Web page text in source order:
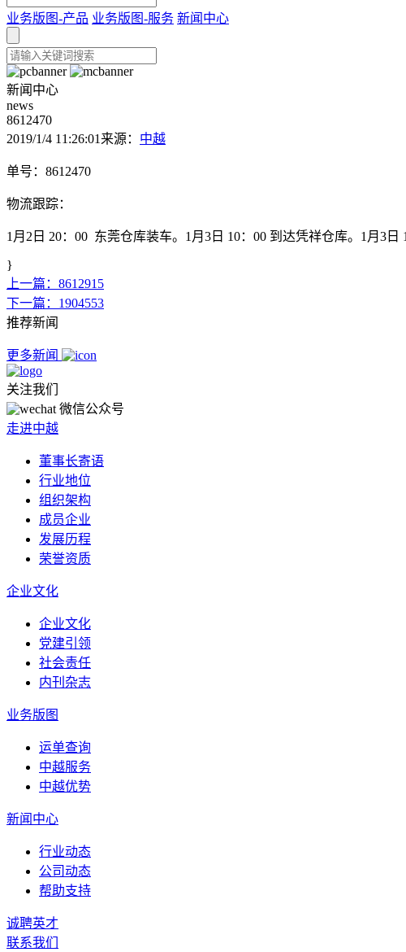
业务版图-产品 业务版图-服务 新闻中心
新闻中心
news
8612470
2019/1/4 11:26:01 来源： 中越
单号：8612470
物流跟踪：
1月2日 20：00 东莞仓库装车。1月3日 10：00 到达凭祥仓库。1月3
}
上一篇：8612915
下一篇：1904553
推荐新闻
更多新闻
关注我们
微信公众号
走进中越
董事长寄语
行业地位
组织架构
成员企业
发展历程
荣誉资质
企业文化
企业文化
党建引领
社会责任
内刊杂志
业务版图
运单查询
中越服务
中越优势
新闻中心
行业动态
公司动态
帮助支持
诚聘英才
联系我们